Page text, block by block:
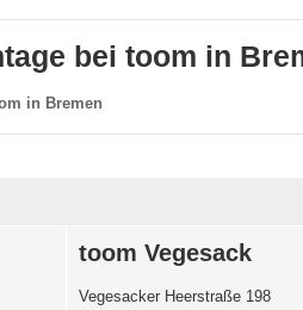
bei toom in
in Bremen
toom Vegesack
Vegesacker Heerstraße 198